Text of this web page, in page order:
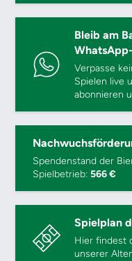
Bleib am
Verpasse
Spielen live
abonnieren
Spendenstand der
Spielbetrieb:566 €
Spielplan
Hier findest
unserer